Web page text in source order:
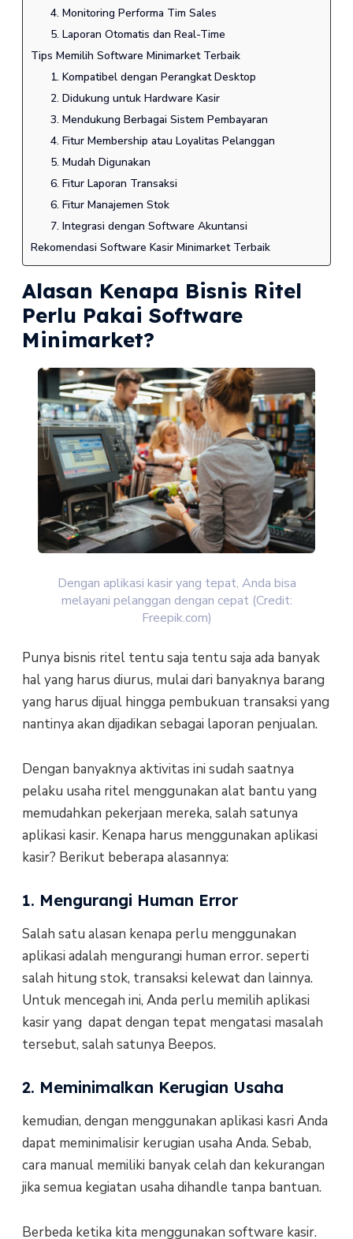
4. Monitoring Performa Tim Sales
5. Laporan Otomatis dan Real-Time
Tips Memilih Software Minimarket Terbaik
1. Kompatibel dengan Perangkat Desktop
2. Didukung untuk Hardware Kasir
3. Mendukung Berbagai Sistem Pembayaran
4. Fitur Membership atau Loyalitas Pelanggan
5. Mudah Digunakan
6. Fitur Laporan Transaksi
6. Fitur Manajemen Stok
7. Integrasi dengan Software Akuntansi
Rekomendasi Software Kasir Minimarket Terbaik
Alasan Kenapa Bisnis Ritel
Perlu Pakai Software
Minimarket?
Dengan aplikasi kasir yang tepat, Anda bisa
melayani pelanggan dengan cepat (Credit:
Freepik.com)
Punya bisnis ritel tentu saja tentu saja ada banyak
hal yang harus diurus, mulai dari banyaknya barang
yang harus dijual hingga pembukuan transaksi yang
nantinya akan dijadikan sebagai laporan penjualan.
Dengan banyaknya aktivitas ini sudah saatnya
pelaku usaha ritel menggunakan alat bantu yang
memudahkan pekerjaan mereka, salah satunya
aplikasi kasir. Kenapa harus menggunakan aplikasi
kasir? Berikut beberapa alasannya:
1. Mengurangi Human Error
Salah satu alasan kenapa perlu menggunakan
aplikasi adalah mengurangi human error. seperti
salah hitung stok, transaksi kelewat dan lainnya.
Untuk mencegah ini, Anda perlu memilih aplikasi
kasir yang dapat dengan tepat mengatasi masalah
tersebut, salah satunya Beepos.
2. Meminimalkan Kerugian Usaha
kemudian, dengan menggunakan aplikasi kasri Anda
dapat meminimalisir kerugian usaha Anda. Sebab,
cara manual memiliki banyak celah dan kekurangan
jika semua kegiatan usaha dihandle tanpa bantuan.
Berbeda ketika kita menggunakan software kasir.